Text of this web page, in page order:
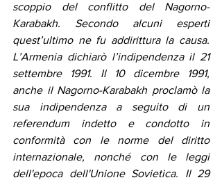
scoppio del conflitto del Nagorno-
Karabakh. Secondo alcuni esperti
quest’ultimo ne fu addirittura la causa.
L’Armenia dichiarò l’indipendenza il 21
settembre 1991. Il 10 dicembre 1991,
anche il Nagorno-Karabakh proclamò la
sua indipendenza a seguito di un
referendum indetto e condotto in
conformità con le norme del diritto
internazionale, nonché con le leggi
dell'epoca dell'Unione Sovietica. Il 29